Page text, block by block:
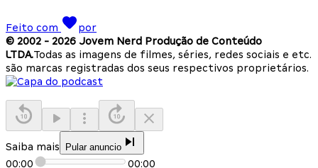
Feito com
por
© 2002 - 2026 Jovem Nerd Produção de Conteúdo
LTDA.Todas as imagens de filmes, séries, redes sociais e etc.
são marcas registradas dos seus respectivos proprietários.
Saiba mais Pular anuncio
00:00 00:00